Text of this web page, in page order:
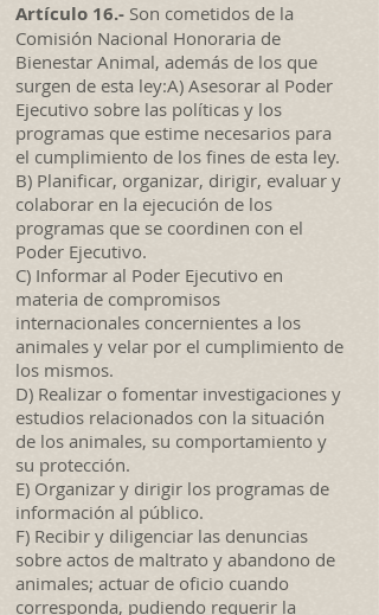
Artículo 16.- Son cometidos de la
Comisión Nacional Honoraria de
Bienestar Animal, además de los que
surgen de esta ley:A) Asesorar al Poder
Ejecutivo sobre las políticas y los
programas que estime necesarios para
el cumplimiento de los fines de esta ley.
B) Planificar, organizar, dirigir, evaluar y
colaborar en la ejecución de los
programas que se coordinen con el
Poder Ejecutivo.
C) Informar al Poder Ejecutivo en
materia de compromisos
internacionales concernientes a los
animales y velar por el cumplimiento de
los mismos.
D) Realizar o fomentar investigaciones y
estudios relacionados con la situación
de los animales, su comportamiento y
su protección.
E) Organizar y dirigir los programas de
información al público.
F) Recibir y diligenciar las denuncias
sobre actos de maltrato y abandono de
animales; actuar de oficio cuando
corresponda, pudiendo requerir la